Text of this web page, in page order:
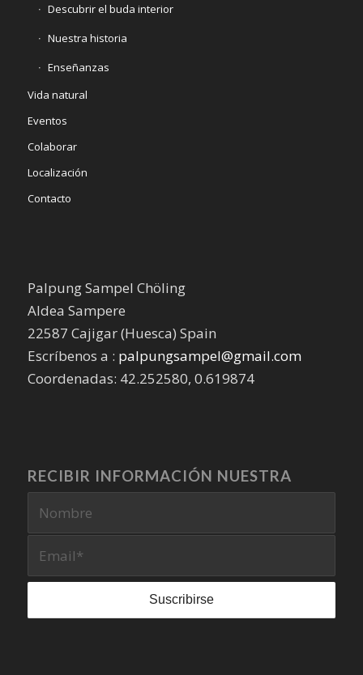
Descubrir el buda interior
Nuestra historia
Enseñanzas
Vida natural
Eventos
Colaborar
Localización
Contacto
Palpung Sampel Chöling
Aldea Sampere
22587 Cajigar (Huesca) Spain
Escríbenos a : palpungsampel@gmail.com
Coordenadas: 42.252580, 0.619874
RECIBIR INFORMACIÓN NUESTRA